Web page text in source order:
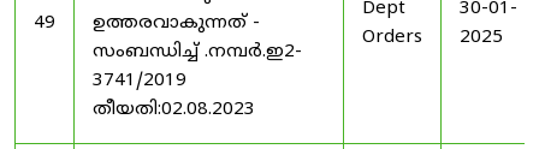
49
ഉത്തരവാകുന്നത് -
സംബന്ധിച്ച് .നമ്പർ.ഇ2-
3741/2019
തീയതി:02.08.2023
Dept
Orders
30-01-
2025